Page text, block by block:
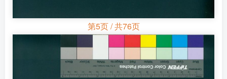
第5页 / 共76页